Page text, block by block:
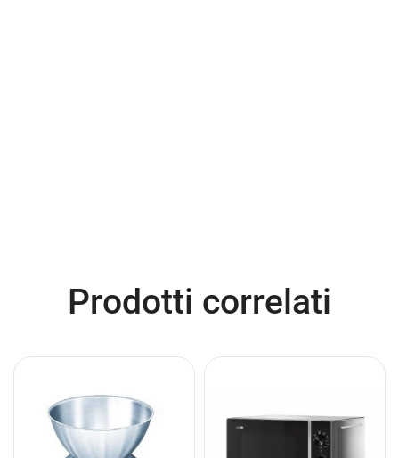
Prodotti correlati